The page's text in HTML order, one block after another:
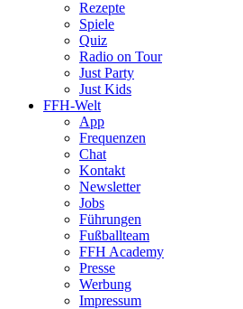
Rezepte
Spiele
Quiz
Radio on Tour
Just Party
Just Kids
FFH-Welt
App
Frequenzen
Chat
Kontakt
Newsletter
Jobs
Führungen
Fußballteam
FFH Academy
Presse
Werbung
Impressum